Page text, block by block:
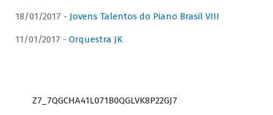
18/01/2017 - Jovens Talentos do Piano Brasil VIII
11/01/2017 - Orquestra JK
Z7_7QGCHA41L071B0QGLVK8P22GJ7